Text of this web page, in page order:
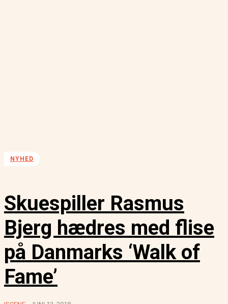
NYHED
Skuespiller Rasmus
Bjerg hædres med flise
på Danmarks ‘Walk of
Fame’